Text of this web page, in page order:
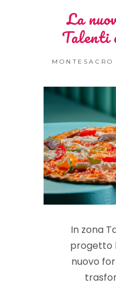
La
Talenti
In zona
progetto
nuovo